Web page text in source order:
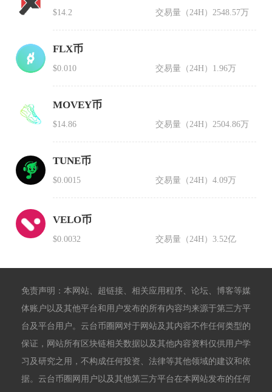
$14.2 交易量（24H）2548.57万
FLX币
$0.010 交易量（24H） 1.96万
MOVEY币
$14.86 交易量（24H） 2504.86万
TUNE币
$0.0015 交易量（24H）4.09万
VELO币
$0.0032 交易量（24H）3.52亿
免责声明：本网站、超链接、相关应用程序、论坛、博客等媒
体账户以及其他平台和用户发布的所有内容均来源于第三方平
台及平台用户。云台币圈网对于网站及其内容不作任何类型的
保证，网站所有区块链相关数据以及其他内容资料仅供用户学
习及研究之用，不构成任何投资、法律等其他领域的建议和依
据。云台币圈网用户以及其他第三方平台在本网站发布的任何